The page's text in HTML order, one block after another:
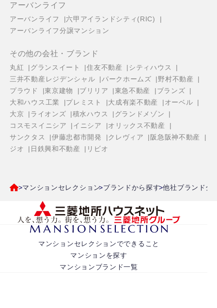
アーバンライフ
アーバンライフ
六甲アイランドシティ(RIC)
アーバンライフ分譲マンション
その他の会社・ブランド
丸紅 グランスイート 住友不動産
シティハウス
三井不動産レジデンシャル
パークホームズ
野村不動産
プラウド
東京建物 ブリリア 東急不動産
ブランズ
大和ハウス工業
プレミスト 大成有楽不動産
オーベル
大京
ライオンズ 積水ハウス
グランドメゾン
コスモスイニシア
イニシア
オリックス不動産
サンクタス
伊藤忠都市開発 クレヴィア
阪急阪神不動産
ジオ
日鉄興和不動産 リビオ
マンションセレクション ブランドから探す 他社ブランド分
マンションセレクションでできること
マンションを探す
マンションブランド一覧